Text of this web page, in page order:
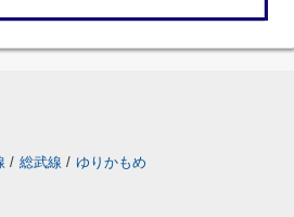
/ 総武線 / ゆりかもめ